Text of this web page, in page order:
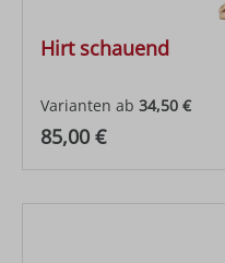
Hirt schauend
Varianten ab 34,50 €
Regulärer Preis:
85,00 €